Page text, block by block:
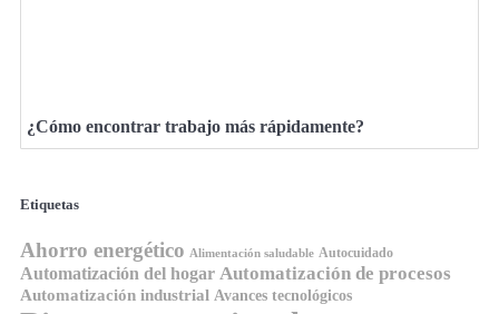
¿Cómo encontrar trabajo más rápidamente?
Etiquetas
Ahorro energético Alimentación saludable Autocuidado
Automatización del hogar Automatización de procesos
Automatización industrial Avances tecnológicos